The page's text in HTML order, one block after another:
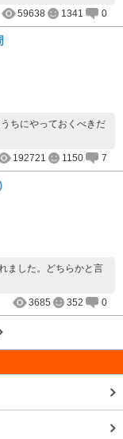
59638
1341 0
ちにやっておくべきだ
192721
1150 7
ました。どちらかと言
3685
352 0